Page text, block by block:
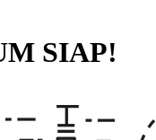
SIAP!